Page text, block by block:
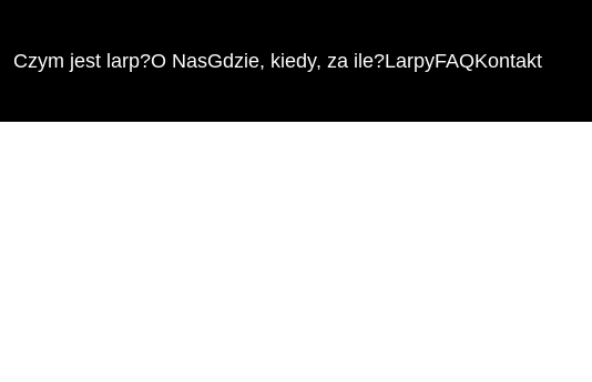
Czym jest larp?O NasGdzie, kiedy, za ile?LarpyFAQKontakt